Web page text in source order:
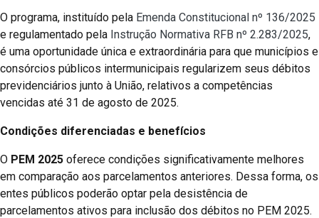
O programa, instituído pela Emenda Constitucional nº 136/2025
e regulamentado pela Instrução Normativa RFB nº 2.283/2025,
é uma oportunidade única e extraordinária para que municípios e
consórcios públicos intermunicipais regularizem seus débitos
previdenciários junto à União, relativos a competências
vencidas até 31 de agosto de 2025.
Condições diferenciadas e benefícios
O PEM 2025 oferece condições significativamente melhores
em comparação aos parcelamentos anteriores. Dessa forma, os
entes públicos poderão optar pela desistência de
parcelamentos ativos para inclusão dos débitos no PEM 2025.